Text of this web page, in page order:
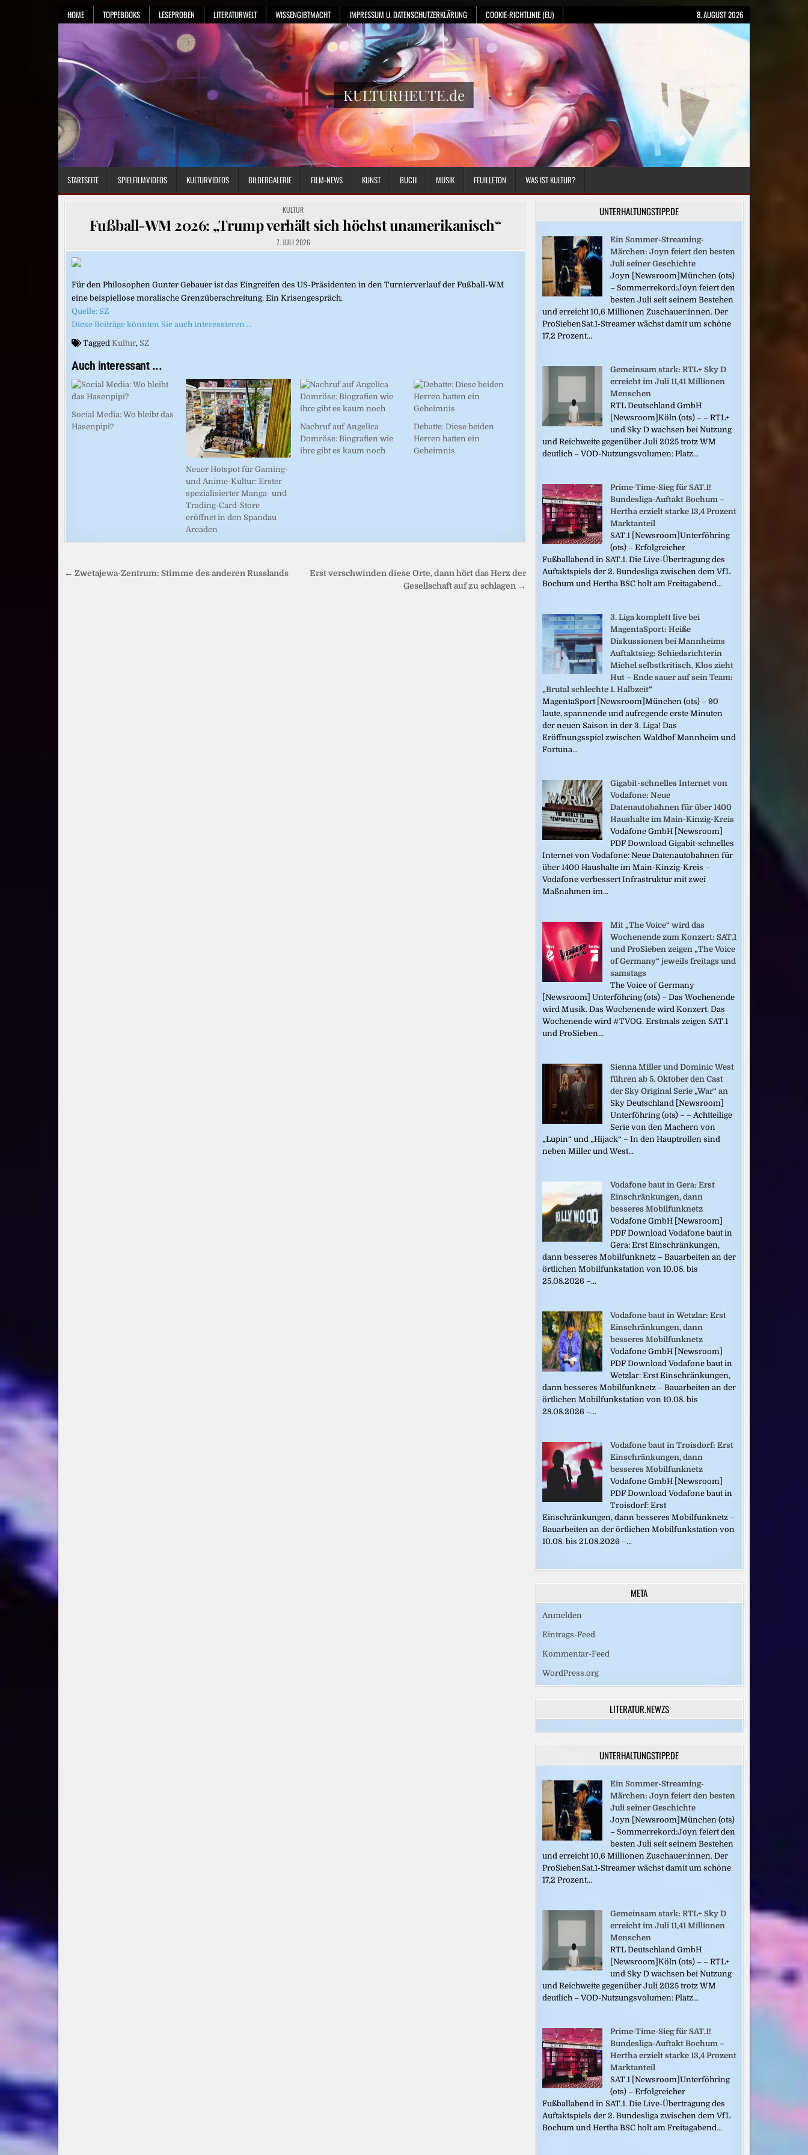
HOME TOPPEBOOKS LESEPROBEN LITERATURWELT WISSENGIBTMACHT IMPRESSUM U. DATENSCHUTZERKLÄRUNG COOKIE-RICHTLINIE (EU) 8. AUGUST 2026
KULTURHEUTE.de
STARTSEITE SPIELFILMVIDEOS KULTURVIDEOS BILDERGALERIE FILM-NEWS KUNST BUCH MUSIK FEUILLETON WAS IST KULTUR?
POSTED
IN
KULTUR
Fußball-WM 2026: „Trump verhält sich höchst unamerikanisch“
7. JULI 2026
Für den Philosophen Gunter Gebauer ist das Eingreifen des US-Präsidenten in den Turnierverlauf der Fußball-WM
eine beispiellose moralische Grenzüberschreitung. Ein Krisengespräch.
Quelle: SZ
Diese Beiträge könnten Sie auch interessieren …
Tagged Kultur, SZ
Auch interessant ...
Social Media: Wo bleibt das
Hasenpipi?
Neuer Hotspot für Gaming-
und Anime-Kultur: Erster
spezialisierter Manga- und
Trading-Card-Store
eröffnet in den Spandau
Arcaden
Nachruf auf Angelica
Domröse: Biografien wie
ihre gibt es kaum noch
Debatte: Diese beiden
Herren hatten ein
Geheimnis
Beitragsnavigation
Erst verschwinden diese Orte, dann hört das Herz der
Gesellschaft auf zu schlagen →
← Zwetajewa-Zentrum: Stimme des anderen Russlands
UNTERHALTUNGSTIPP.DE
Ein Sommer-Streaming-
Märchen: Joyn feiert den besten
Juli seiner Geschichte
Joyn [Newsroom]München (ots)
– Sommerrekord:Joyn feiert den
besten Juli seit seinem Bestehen
und erreicht 10,6 Millionen Zuschauer:innen. Der
ProSiebenSat.1-Streamer wächst damit um schöne
17,2 Prozent...
Gemeinsam stark: RTL+ Sky D
erreicht im Juli 11,41 Millionen
Menschen
RTL Deutschland GmbH
[Newsroom]Köln (ots) – – RTL+
und Sky D wachsen bei Nutzung
und Reichweite gegenüber Juli 2025 trotz WM
deutlich – VOD-Nutzungsvolumen: Platz...
Prime-Time-Sieg für SAT.1!
Bundesliga-Auftakt Bochum –
Hertha erzielt starke 13,4 Prozent
Marktanteil
SAT.1 [Newsroom]Unterföhring
(ots) – Erfolgreicher
Fußballabend in SAT.1. Die Live-Übertragung des
Auftaktspiels der 2. Bundesliga zwischen dem VfL
Bochum und Hertha BSC holt am Freitagabend...
3. Liga komplett live bei
MagentaSport: Heiße
Diskussionen bei Mannheims
Auftaktsieg: Schiedsrichterin
Michel selbstkritisch, Klos zieht
Hut – Ende sauer auf sein Team:
„Brutal schlechte 1. Halbzeit“
MagentaSport [Newsroom]München (ots) – 90
laute, spannende und aufregende erste Minuten
der neuen Saison in der 3. Liga! Das
Eröffnungsspiel zwischen Waldhof Mannheim und
Fortuna...
Gigabit-schnelles Internet von
Vodafone: Neue
Datenautobahnen für über 1400
Haushalte im Main-Kinzig-Kreis
Vodafone GmbH [Newsroom]
PDF Download Gigabit-schnelles
Internet von Vodafone: Neue Datenautobahnen für
über 1400 Haushalte im Main-Kinzig-Kreis –
Vodafone verbessert Infrastruktur mit zwei
Maßnahmen im...
Mit „The Voice“ wird das
Wochenende zum Konzert: SAT.1
und ProSieben zeigen „The Voice
of Germany“ jeweils freitags und
samstags
The Voice of Germany
[Newsroom] Unterföhring (ots) – Das Wochenende
wird Musik. Das Wochenende wird Konzert. Das
Wochenende wird #TVOG. Erstmals zeigen SAT.1
und ProSieben...
Sienna Miller und Dominic West
führen ab 5. Oktober den Cast
der Sky Original Serie „War“ an
Sky Deutschland [Newsroom]
Unterföhring (ots) – – Achtteilige
Serie von den Machern von
„Lupin“ und „Hijack“ – In den Hauptrollen sind
neben Miller und West...
Vodafone baut in Gera: Erst
Einschränkungen, dann
besseres Mobilfunknetz
Vodafone GmbH [Newsroom]
PDF Download Vodafone baut in
Gera: Erst Einschränkungen,
dann besseres Mobilfunknetz – Bauarbeiten an der
örtlichen Mobilfunkstation von 10.08. bis
25.08.2026 –...
Vodafone baut in Wetzlar: Erst
Einschränkungen, dann
besseres Mobilfunknetz
Vodafone GmbH [Newsroom]
PDF Download Vodafone baut in
Wetzlar: Erst Einschränkungen,
dann besseres Mobilfunknetz – Bauarbeiten an der
örtlichen Mobilfunkstation von 10.08. bis
28.08.2026 –...
Vodafone baut in Troisdorf: Erst
Einschränkungen, dann
besseres Mobilfunknetz
Vodafone GmbH [Newsroom]
PDF Download Vodafone baut in
Troisdorf: Erst
Einschränkungen, dann besseres Mobilfunknetz –
Bauarbeiten an der örtlichen Mobilfunkstation von
10.08. bis 21.08.2026 –...
META
Anmelden
Eintrags-Feed
Kommentar-Feed
WordPress.org
LITERATUR.NEWZS
UNTERHALTUNGSTIPP.DE
Ein Sommer-Streaming-
Märchen: Joyn feiert den besten
Juli seiner Geschichte
Joyn [Newsroom]München (ots)
– Sommerrekord:Joyn feiert den
besten Juli seit seinem Bestehen
und erreicht 10,6 Millionen Zuschauer:innen. Der
ProSiebenSat.1-Streamer wächst damit um schöne
17,2 Prozent...
Gemeinsam stark: RTL+ Sky D
erreicht im Juli 11,41 Millionen
Menschen
RTL Deutschland GmbH
[Newsroom]Köln (ots) – – RTL+
und Sky D wachsen bei Nutzung
und Reichweite gegenüber Juli 2025 trotz WM
deutlich – VOD-Nutzungsvolumen: Platz...
Prime-Time-Sieg für SAT.1!
Bundesliga-Auftakt Bochum –
Hertha erzielt starke 13,4 Prozent
Marktanteil
SAT.1 [Newsroom]Unterföhring
(ots) – Erfolgreicher
Fußballabend in SAT.1. Die Live-Übertragung des
Auftaktspiels der 2. Bundesliga zwischen dem VfL
Bochum und Hertha BSC holt am Freitagabend...